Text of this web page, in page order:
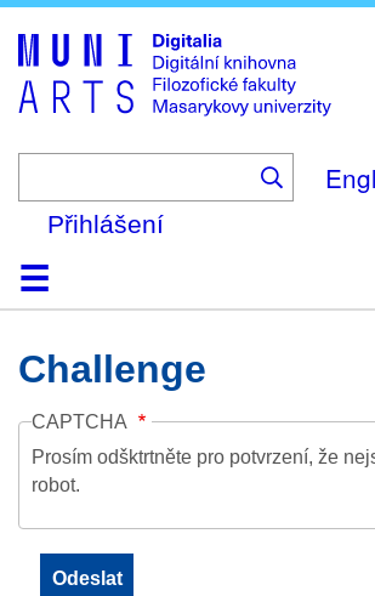
to
main
content
Přihlášení
DomůKolekce
Prohlížení
Vyhledávání
O platformě
Nápověda
KontaktDigitalia
Challenge
CAPTCHA
Prosím odšktrtněte pro potvrzení, že
robot.